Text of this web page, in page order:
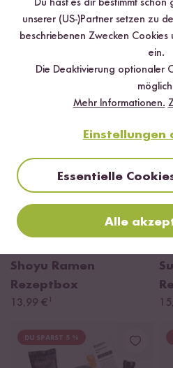
dampfende Suppen als auch kalte
fester Bestandteil. Mit unseren
wichtigen Zutaten parat.
Shoyu Ramen
Rezeptbox
13,99 € ¹
DU SPARST 5 %
Du hast es dir bestimmt
unserer (US-)Partner setzen zu
beschriebenen Zwecken
ein.
Die Deaktivierung optionaler
Mehr Informationen.
Einstellungen
Essentielle
Alle